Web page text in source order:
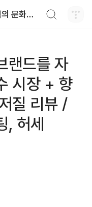
맛볼 taste.kr 비평 중심의 문화적 기호 · 맛 · 향기 리뷰
랜드를 자
시장 + 향
질 리뷰 /
, 허세